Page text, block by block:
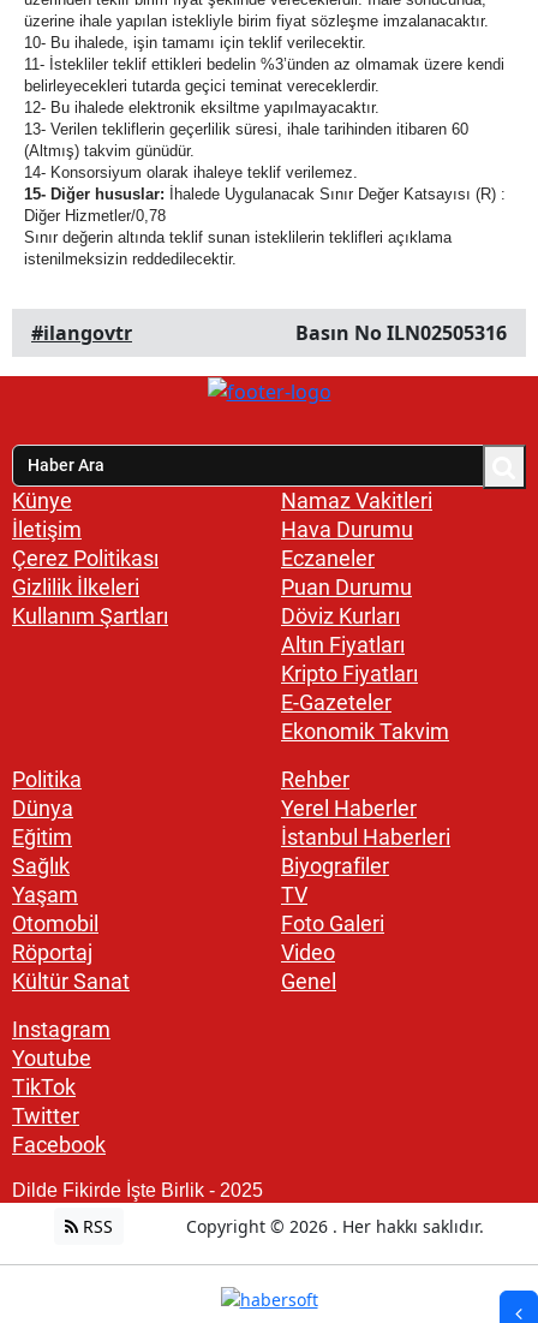
üzerine ihale yapılan istekliyle birim fiyat sözleşme imzalanacaktır.
10- Bu ihalede, işin tamamı için teklif verilecektir.
11- İstekliler teklif ettikleri bedelin %3’ünden az olmamak üzere kendi
belirleyecekleri tutarda geçici teminat vereceklerdir.
12- Bu ihalede elektronik eksiltme yapılmayacaktır.
13- Verilen tekliflerin geçerlilik süresi, ihale tarihinden itibaren 60
(Altmış) takvim günüdür.
14- Konsorsiyum olarak ihaleye teklif verilemez.
15- Diğer hususlar: İhalede Uygulanacak Sınır Değer Katsayısı (R) :
Diğer Hizmetler/0,78
Sınır değerin altında teklif sunan isteklilerin teklifleri açıklama
istenilmeksizin reddedilecektir.
#ilangovtr Basın No ILN02505316
Künye
İletişim
Çerez Politikası
Gizlilik İlkeleri
Kullanım Şartları
Namaz Vakitleri
Hava Durumu
Eczaneler
Puan Durumu
Döviz Kurları
Altın Fiyatları
Kripto Fiyatları
E-Gazeteler
Ekonomik Takvim
Politika
Dünya
Eğitim
Sağlık
Yaşam
Otomobil
Röportaj
Kültür Sanat
Rehber
Yerel Haberler
İstanbul Haberleri
Biyografiler
TV
Foto Galeri
Video
Genel
Instagram
Youtube
TikTok
Twitter
Facebook
Dilde Fikirde İşte Birlik - 2025
RSS Copyright © 2026 . Her hakkı saklıdır.